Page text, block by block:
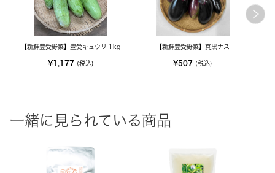
【新鮮豊受野菜】豊受キュウリ 1kg
¥1,177 (税込)
【新鮮豊受野菜】真黒ナス
¥507 (税込)
一緒に見られている商品